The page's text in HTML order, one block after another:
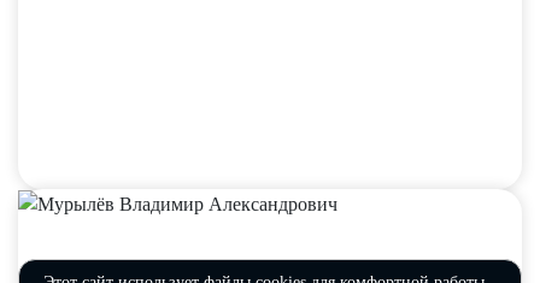
Мурылёв Владимир Александрович